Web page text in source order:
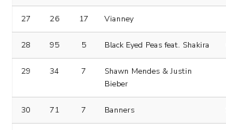
27 26 17 Vianney
28 95 5 Black Eyed Peas feat. Shakira
29 34 7
Shawn Mendes & Justin
Bieber
30 71 7 Banners